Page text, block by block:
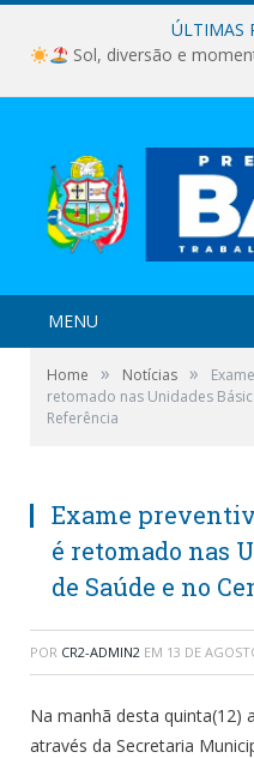
ÚLTIMAS
Sol, diversão e
MENU
Home » Notícias »
retomado nas Unidades
Referência
Exame
é retomado nas
de Saúde e no
POR CR2-ADMIN2 EM 13 DE
Na manhã desta quinta(12)
através da Secretaria